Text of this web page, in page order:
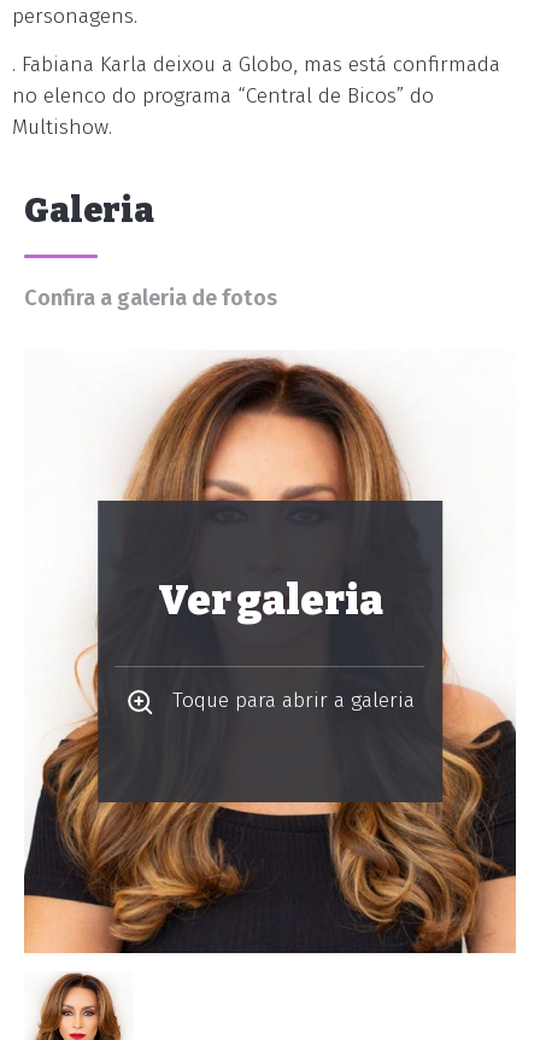
personagens.
. Fabiana Karla deixou a Globo, mas está confirmada
no elenco do programa “Central de Bicos” do
Multishow.
Galeria
Confira a galeria de fotos
Ver galeria
Toque para abrir a galeria